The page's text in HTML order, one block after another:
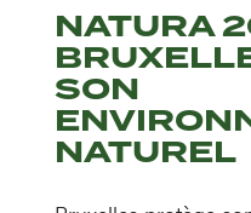
NATURA
SON
NATUREL